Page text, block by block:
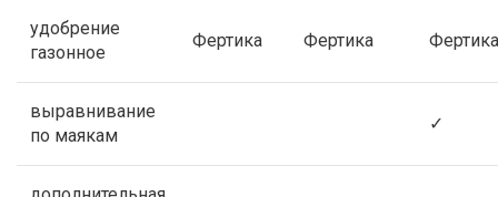
удобрение
газонное
Фертика Фертика Фертика
выравнивание
по маякам
✓